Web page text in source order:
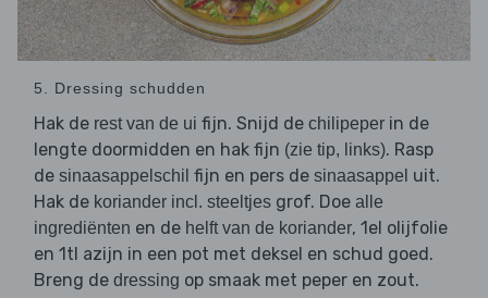
5. Dressing schudden
Hak de rest van de ui fijn. Snijd de chilipeper in de
lengte doormidden en hak fijn (zie tip, links). Rasp
de sinaasappelschil fijn en pers de sinaasappel uit.
Hak de koriander incl. steeltjes grof. Doe alle
ingrediënten en de helft van de koriander, 1el olijfolie
en 1tl azijn in een pot met deksel en schud goed.
Breng de dressing op smaak met peper en zout.